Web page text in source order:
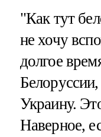
"Как тут
не хочу
долгое
Украину.
Наверное,